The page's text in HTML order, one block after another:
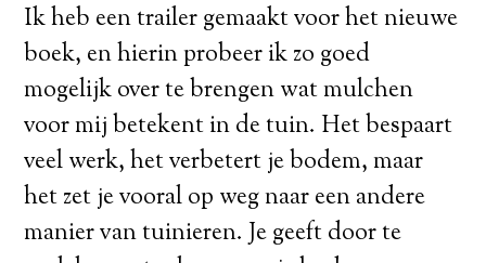
Ik heb een trailer gemaakt voor het nieuwe
boek, en hierin probeer ik zo goed
mogelijk over te brengen wat mulchen
voor mij betekent in de tuin. Het bespaart
veel werk, het verbetert je bodem, maar
het zet je vooral op weg naar een andere
manier van tuinieren. Je geeft door te